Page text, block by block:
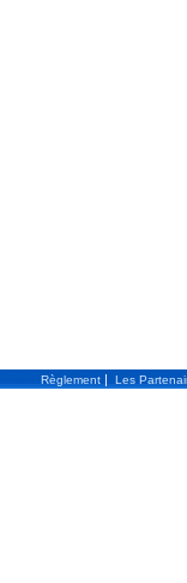
Règlement | Les